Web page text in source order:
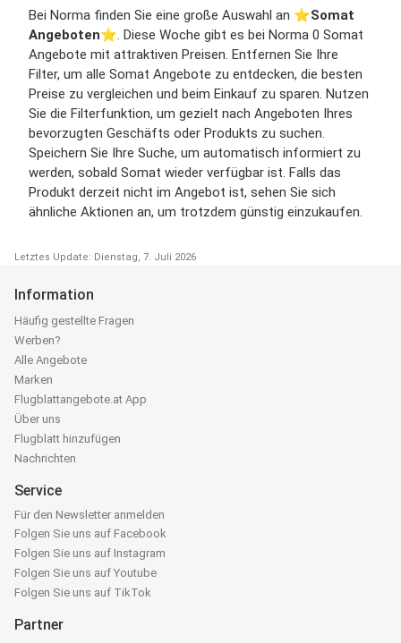
Bei Norma finden Sie eine große Auswahl an ⭐️Somat
Angeboten⭐️. Diese Woche gibt es bei Norma 0 Somat
Angebote mit attraktiven Preisen. Entfernen Sie Ihre
Filter, um alle Somat Angebote zu entdecken, die besten
Preise zu vergleichen und beim Einkauf zu sparen. Nutzen
Sie die Filterfunktion, um gezielt nach Angeboten Ihres
bevorzugten Geschäfts oder Produkts zu suchen.
Speichern Sie Ihre Suche, um automatisch informiert zu
werden, sobald Somat wieder verfügbar ist. Falls das
Produkt derzeit nicht im Angebot ist, sehen Sie sich
ähnliche Aktionen an, um trotzdem günstig einzukaufen.
Letztes Update: Dienstag, 7. Juli 2026
Information
Häufig gestellte Fragen
Werben?
Alle Angebote
Marken
Flugblattangebote.at App
Über uns
Flugblatt hinzufügen
Nachrichten
Service
Für den Newsletter anmelden
Folgen Sie uns auf Facebook
Folgen Sie uns auf Instagram
Folgen Sie uns auf Youtube
Folgen Sie uns auf TikTok
Partner